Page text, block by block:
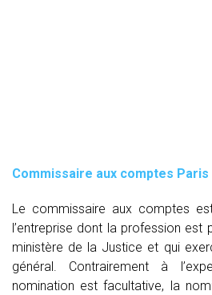
Commissaire aux comptes Paris
Le commissaire aux comptes
l’entreprise dont la profession est
ministère de la Justice et qui
général. Contrairement à
nomination est facultative, la